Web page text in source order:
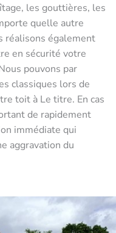
les gouttières, les
quelle autre
réalisons également
en sécurité votre
pouvons par
classiques lors de
toit à Le titre. En cas
de rapidement
immédiate qui
aggravation du